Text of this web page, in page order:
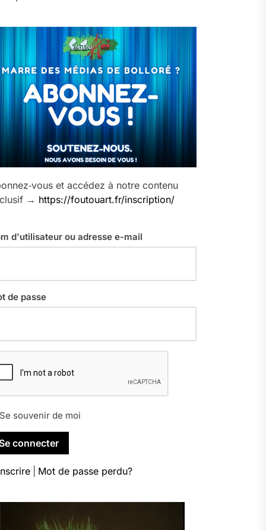
et accédez à notre contenu
→ https://foutouart.fr/inscription/
d'utilisateur ou adresse e-mail
de passe
Se souvenir de moi
Mot de passe perdu?